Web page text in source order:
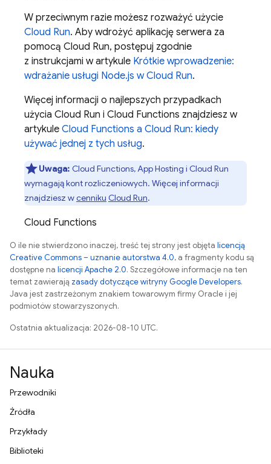
W przeciwnym razie możesz rozważyć użycie
Cloud Run. Aby wdrożyć aplikację serwera za
pomocą Cloud Run, postępuj zgodnie
z instrukcjami w artykule Krótkie wprowadzenie:
wdrażanie usługi Node.js w Cloud Run.
Więcej informacji o najlepszych przypadkach
użycia Cloud Run i Cloud Functions znajdziesz w
artykule Cloud Functions a Cloud Run: kiedy
używać jednej z tych usług.
Uwaga: Cloud Functions,App Hosting i Cloud Run
wymagają kont rozliczeniowych. Więcej informacji
znajdziesz wcenniku Cloud Run.
Cloud Functions
O ile nie stwierdzono inaczej, treść tej strony jest objęta licencją
Creative Commons – uznanie autorstwa 4.0, a fragmenty kodu są
dostępne na licencji Apache 2.0. Szczegółowe informacje na ten
temat zawierają zasady dotyczące witryny Google Developers.
Java jest zastrzeżonym znakiem towarowym firmy Oracle i jej
podmiotów stowarzyszonych.
Ostatnia aktualizacja: 2026-08-10 UTC.
Nauka
Przewodniki
Źródła
Przykłady
Biblioteki